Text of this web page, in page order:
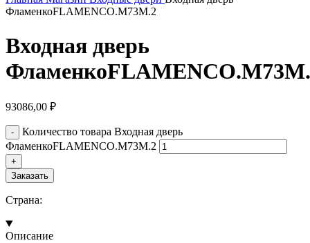
ФламенкоFLAMENCO.M73M.2
Входная дверь
93086,00 ₽
Количество товара Входная дверь
ФламенкоFLAMENCO.M73M.2
Заказать
Страна:
Описание